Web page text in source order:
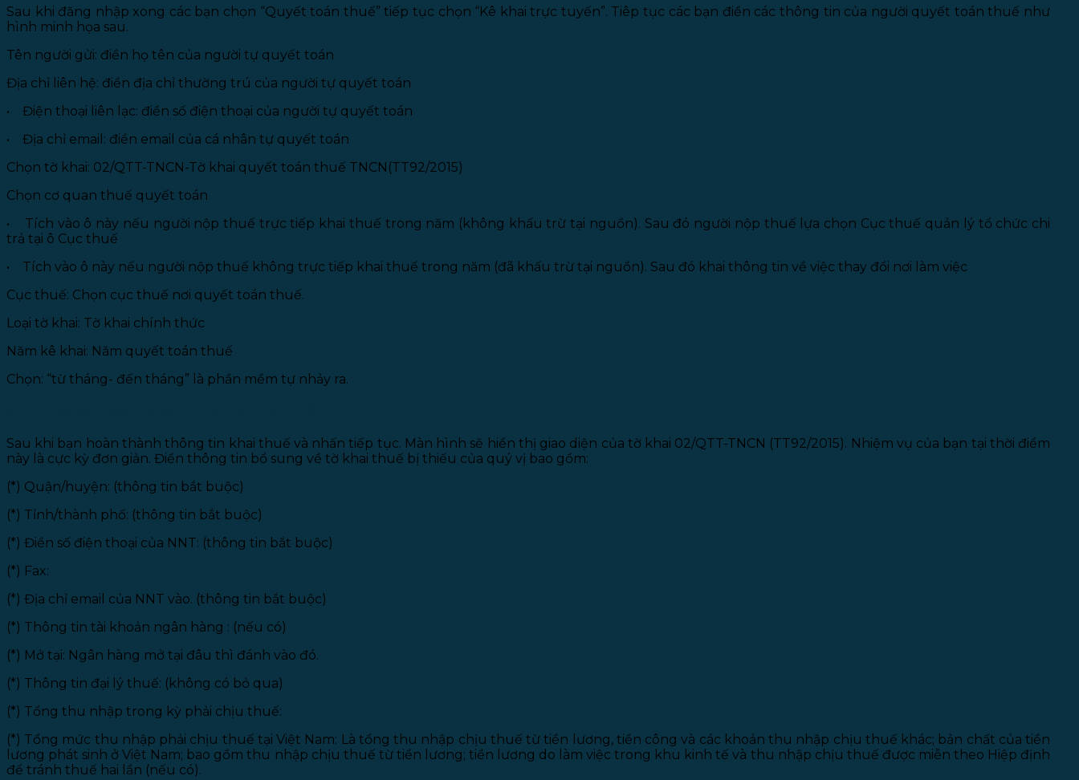
Sau khi đăng nhập xong các bạn chọn “Quyết toán thuế” tiếp tục chọn “Kê khai trực tuyến”. Tiêp tục các bạn điền các thông tin của người quyết toán thuế như
hình minh họa sau.
Tên người gửi: điền họ tên của người tự quyết toán
Địa chỉ liên hệ: điền địa chỉ thường trú của người tự quyết toán
• Điện thoại liên lạc: điền số điện thoại của người tự quyết toán
• Địa chỉ email: điền email của cá nhân tự quyết toán
Chọn tờ khai: 02/QTT-TNCN-Tờ khai quyết toán thuế TNCN(TT92/2015)
Chọn cơ quan thuế quyết toán
• Tích vào ô này nếu người nộp thuế trực tiếp khai thuế trong năm (không khấu trừ tại nguồn). Sau đó người nộp thuế lựa chọn Cục thuế quản lý tổ chức chi
trả tại ô Cục thuế
• Tích vào ô này nếu người nộp thuế không trực tiếp khai thuế trong năm (đã khấu trừ tại nguồn). Sau đó khai thông tin về việc thay đổi nơi làm việc
Cục thuế: Chọn cục thuế nơi quyết toán thuế.
Loại tờ khai: Tờ khai chính thức
Năm kê khai: Năm quyết toán thuế
Chọn: “từ tháng- đến tháng” là phần mềm tự nhảy ra.
Sau khi bạn hoàn thành thông tin khai thuế và nhấn tiếp tục. Màn hình sẽ hiển thị giao diện của tờ khai 02/QTT-TNCN (TT92/2015). Nhiệm vụ của bạn tại thời điểm
này là cực kỳ đơn giản. Điền thông tin bổ sung về tờ khai thuế bị thiếu của quý vị bao gồm:
(*) Quận/huyện: (thông tin bắt buộc)
(*) Tỉnh/thành phố: (thông tin bắt buộc)
(*) Điền số điện thoại của NNT: (thông tin bắt buộc)
(*) Fax:
(*) Địa chỉ email của NNT vào. (thông tin bắt buộc)
(*) Thông tin tài khoản ngân hàng : (nếu có)
(*) Mở tại: Ngân hàng mở tại đâu thì đánh vào đó.
(*) Thông tin đại lý thuế: (không có bỏ qua)
(*) Tổng thu nhập trong kỳ phải chịu thuế:
(*) Tổng mức thu nhập phải chịu thuế tại Việt Nam: Là tổng thu nhập chịu thuế từ tiền lương, tiền công và các khoản thu nhập chịu thuế khác; bản chất của tiền
lương phát sinh ở Việt Nam; bao gồm thu nhập chịu thuế từ tiền lương; tiền lương do làm việc trong khu kinh tế và thu nhập chịu thuế được miễn theo Hiệp định
để tránh thuế hai lần (nếu có).